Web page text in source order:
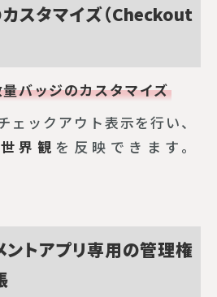
スタマイズ（Checkout
バッジのカスタマイズ
ェックアウト表示を行い、
界観 を反映できます。
ントアプリ専用の管理権